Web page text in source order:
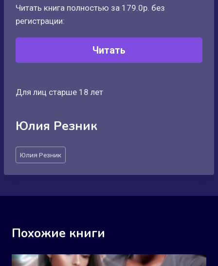
Читать книга полностью за 179.0р. без
регистрации:
Читать
Для лиц старше 18 лет
Юлия Резник
Метки
записи:
Юлия Резник
Похожие книги